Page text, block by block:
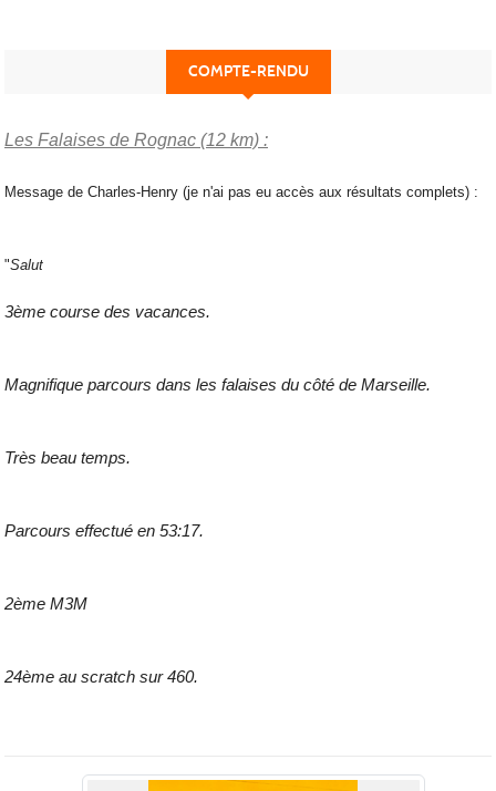
COMPTE-RENDU
Les Falaises de Rognac (12 km) :
Message de Charles-Henry (je n'ai pas eu accès aux résultats complets) :
"Salut
3ème course des vacances.
Magnifique parcours dans les falaises du côté de Marseille.
Très beau temps.
Parcours effectué en 53:17.
2ème M3M
24ème au scratch sur 460.